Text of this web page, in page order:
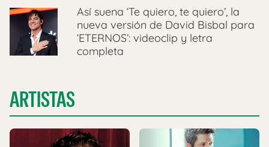
Así suena ‘Te quiero, te quiero’, la
nueva versión de David Bisbal para
‘ETERNOS’: videoclip y letra
completa
ARTISTAS